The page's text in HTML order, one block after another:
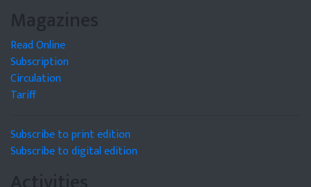
Magazines
Read Online
Subscription
Circulation
Tariff
Subscribe to print edition
Subscribe to digital edition